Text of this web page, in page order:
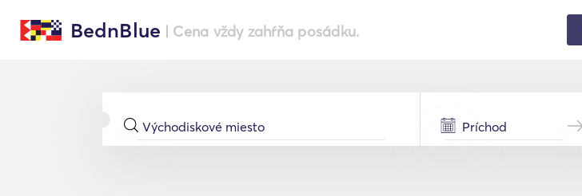
BednBlue | Cena vždy zahŕňa posádku.